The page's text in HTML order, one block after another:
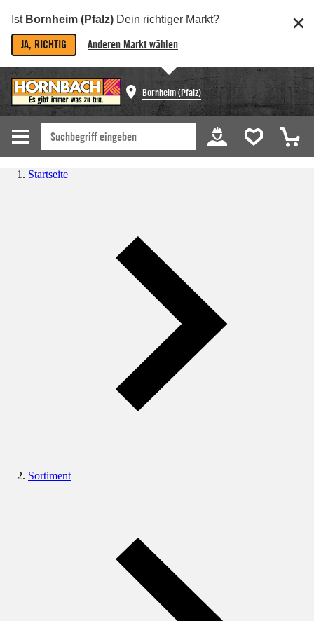
Ist Bornheim (Pfalz) Dein richtiger Markt?
JA, RICHTIG Anderen Markt wählen
Bornheim (Pfalz)
Startseite
Sortiment